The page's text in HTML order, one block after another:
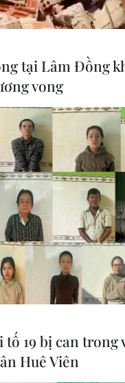
tại Lâm Đồng
vong
tố 19 bị can trong
Huê Viên